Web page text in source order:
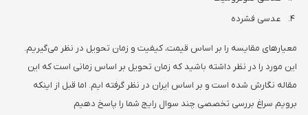
عدسی فشرده
معیارهای مقایسه را بر اساس قیمت، کیفیت و زمان تحویل در نظر می‌گیریم.
این مورد را در نظر داشته باشید که زمان تحویل بر اساس زمانی است که این
مقاله نگارش شده است و بر اساس ایران در نظر گرفته ایم. اما قبل از اینکه
برویم سراغ بررسی تخصصی چند سوال رایج شما را پاسخ دهیم